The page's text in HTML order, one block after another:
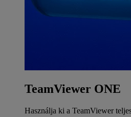
TeamViewer ONE
Használja ki a TeamViewer